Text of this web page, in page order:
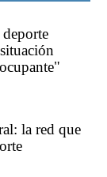
la red que